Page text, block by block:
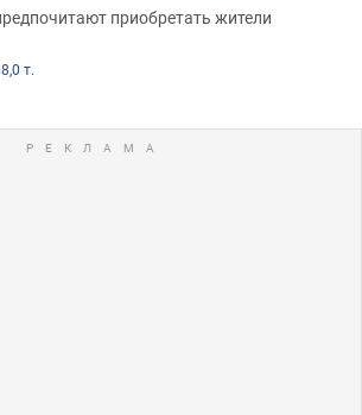
приобретать жители
т.